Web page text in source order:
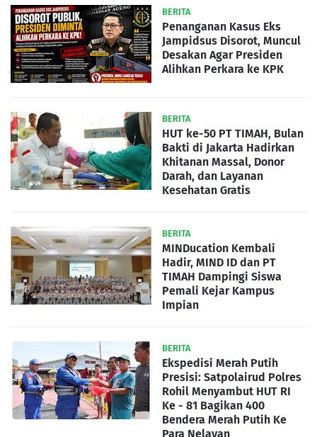
BERITA
Penanganan Kasus Eks
Jampidsus Disorot, Muncul
Desakan Agar Presiden
Alihkan Perkara ke KPK
BERITA
HUT ke-50 PT TIMAH, Bulan
Bakti di Jakarta Hadirkan
Khitanan Massal, Donor
Darah, dan Layanan
Kesehatan Gratis
BERITA
MINDucation Kembali
Hadir, MIND ID dan PT
TIMAH Dampingi Siswa
Pemali Kejar Kampus
Impian
BERITA
Ekspedisi Merah Putih
Presisi: Satpolairud Polres
Rohil Menyambut HUT RI
Ke - 81 Bagikan 400
Bendera Merah Putih Ke
Para Nelayan